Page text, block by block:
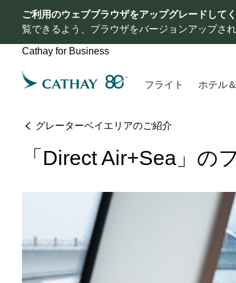
ご利用のウェブブラウザをアップグレードして
覧できるよう、ブラウザをバージョンアップさ
Cathay for Business
フライト ホテル
グレーターベイエリアのご紹介
「Direct Air+Sea」の